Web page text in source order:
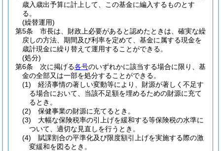
歳入歳出予算に計上して、この基金に編入するものとす
る。
(繰替運用)
第5条
市長は、財政上必要があると認めたときは、確実な繰
戻しの方法、期間及び利率を定めて、基金に属する現金を
歳計現金に繰り替えて運用することができる。
(処分)
第6条
次に掲げる各号のいずれかに該当する場合に限り、基
金の全部又は一部を処分することができる。
(1)
経済事情の著しい変動等により、財源が著しく不足す
る場合において、当該不足額を埋めるための財源に充て
るとき。
(2)
保健事業の財源に充てるとき。
(3)
大幅な保険税率の引上げを緩和する等保険税の水準に
ついて、適切な見直しを行うとき。
(4)
賦課割合の平準化及び限度額引上げを実施する際の激
変緩和を図るとき。